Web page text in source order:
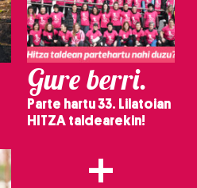
Gure berri.
Parte hartu 33. Lilatoian
HITZA taldearekin!
+